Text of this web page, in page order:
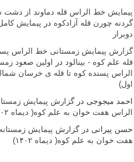
پيمايش خط الراس قله دماوند از دشت
گردنه چورن قله آزادكوه در پیمایش
دوبرار
گزارش پیمایش زمستانی خط الراس
قله علم کوه - بينالود در
اولین صعود
الراس پسنده کوه تا قله ی خرسان
اول)
احمد میجوجی درگزارش پیمایش
الراس هفت خوان به علم کوه( دیماه ۱۴۰۲)
حسن پیرانی درگزارش پیمایش
هفت خوان به علم کوه( دیماه ۱۴۰۲)